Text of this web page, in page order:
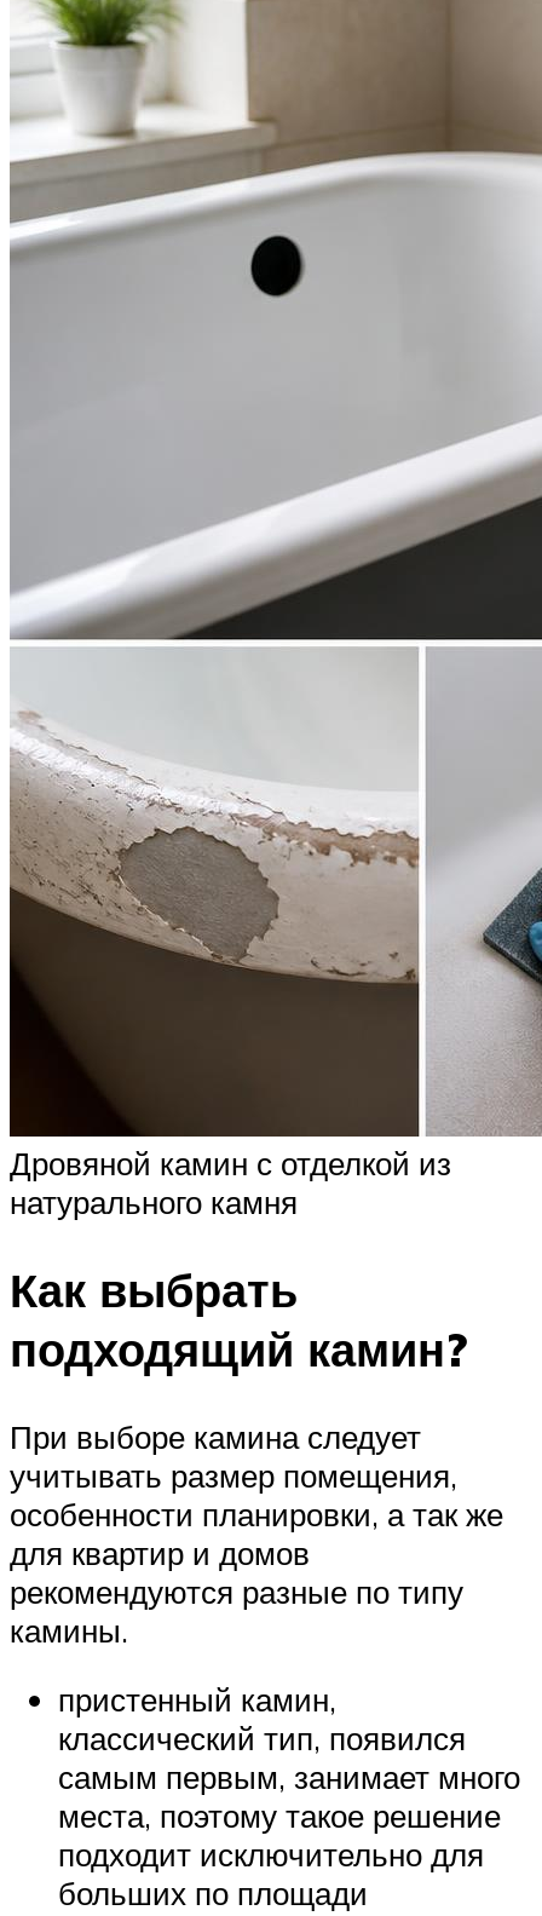
Дровяной камин с отделкой из
натурального камня
Как выбрать
подходящий камин?
При выборе камина следует
учитывать размер помещения,
особенности планировки, а так же
для квартир и домов
рекомендуются разные по типу
камины.
пристенный камин,
классический тип, появился
самым первым, занимает много
места, поэтому такое решение
подходит исключительно для
больших по площади